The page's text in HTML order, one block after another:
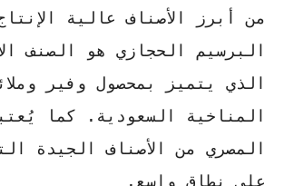
من أبرز الأصناف عالية
البرسيم الحجازي هو الصنف
الذي يتميز بمحصول وفير
المناخية السعودية. كما
المصري من الأصناف الجيدة
على نطاق واسع.